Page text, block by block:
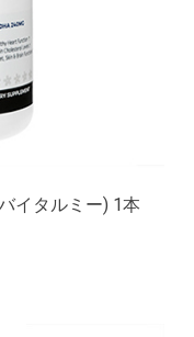
イタルミー) 1本